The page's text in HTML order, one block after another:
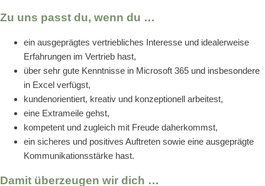
Zu uns passt du, wenn du …
ein ausgeprägtes vertriebliches Interesse und idealerweise
Erfahrungen im Vertrieb hast,
über sehr gute Kenntnisse in Microsoft 365 und insbesondere
in Excel verfügst,
kundenorientiert, kreativ und konzeptionell arbeitest,
eine Extrameile gehst,
kompetent und zugleich mit Freude daherkommst,
ein sicheres und positives Auftreten sowie eine ausgeprägte
Kommunikationsstärke hast.
Damit überzeugen wir dich …